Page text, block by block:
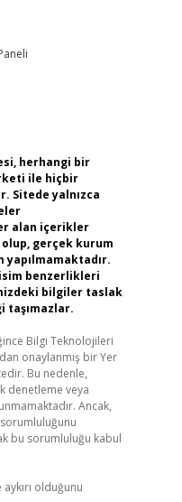
herhangi bir
ile hiçbir
Sitede yalnızca
alan içerikler
gerçek kurum
yapılmamaktadır.
benzerlikleri
bilgiler taslak
taşımazlar.
Bilgi Teknolojileri
onaylanmış bir Yer
Bu nedenle,
denetleme veya
Ancak,
bu sorumluluğu kabul
olduğunu